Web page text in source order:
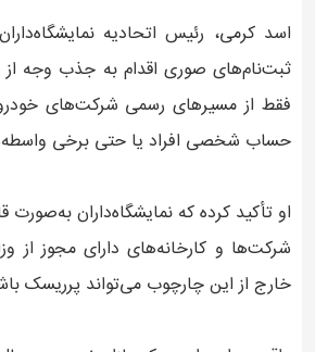
اسد کرمی، رئیس اتحادیه
ثبت‌نام‌های صوری اقدام به جذب وجه از
فقط از مسیرهای رسمی شرکت‌های
حساب شخصی افراد یا حتی برخی
او تأکید کرده که نمایشگاه‌داران
شرکت‌ها و کارخانه‌های دارای مجوز
خارج از این چارچوب می‌تواند پرریسک